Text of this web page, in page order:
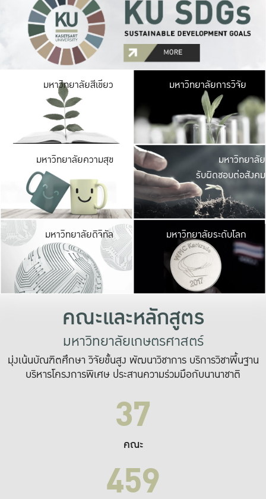
มหาวิทยาลัยสีเขียว มหาวิ
มีพื้นที่เขียวสดใส
เป็นป่าในเมือง เกษต
มหาวิทยาลัยการวิจัย
มหาวิทยาลัยความสุข มหาวิ
ค
เปิดประ
และพบเรื่องราวใ
มหาวิทยาลัย
รับผิดชอบต่อสังคม
มหาวิทยาลัยดิจิทัล มหาวิ
เปลี่ยนแปลง แล
เพื่อทำง
ระบบสารสนเทศ
มหาวิทยาลัยระดับโลก
คณะและหลักสูตร
มหาวิทยาลัยเกษตรศาสตร์
มุ่งเน้นบัณฑิตศึกษา วิจัยขั้นสูง พัฒนาวิชาการ บริการวิชาพื้นฐาน
บริหารโครงการพิเศษ ประสานความร่วมมือกับนานาชาติ
37
คณะ
459